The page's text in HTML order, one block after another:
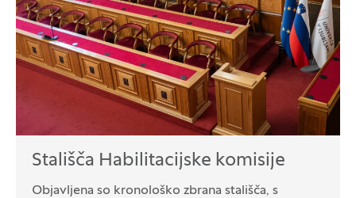
Stališča Habilitacijske komisije
Objavljena so kronološko zbrana stališča, s